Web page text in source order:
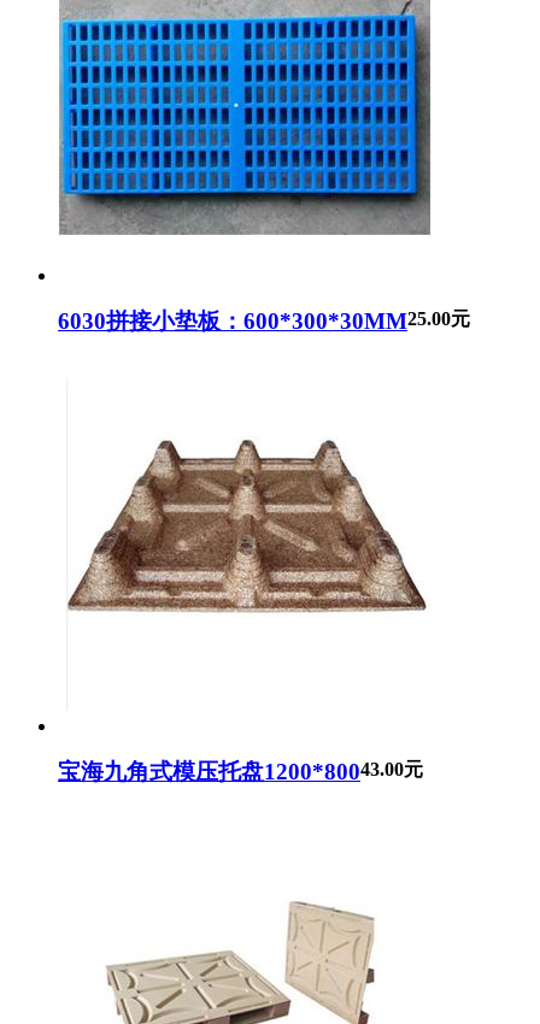
6030拼接小垫板：600*300*30MM25.00元
宝海九角式模压托盘1200*80043.00元